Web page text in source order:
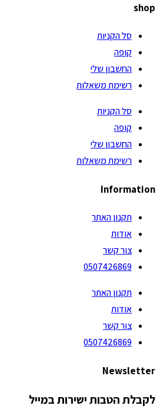
shop
סל הקניות
קופה
החשבון שלי
רשימת משאלות
סל הקניות
קופה
החשבון שלי
רשימת משאלות
Information
תקנון האתר
אודות
צור קשר
0507426869
תקנון האתר
אודות
צור קשר
0507426869
Newsletter
לקבלת הטבות ישירות במייל